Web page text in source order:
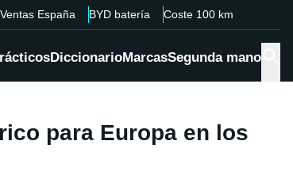
Ventas España BYD batería Coste 100 km
DiccionarioMarcasSegunda mano
para Europa en los